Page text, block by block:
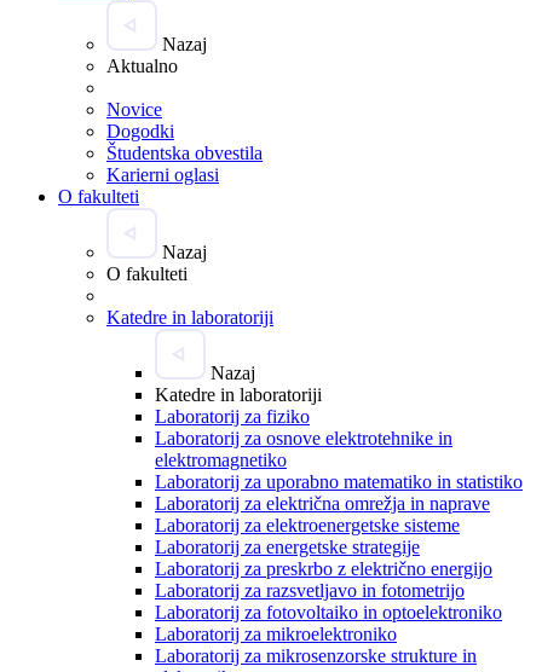
Nazaj
Aktualno
Novice
Dogodki
Študentska obvestila
Karierni oglasi
O fakulteti
Nazaj
O fakulteti
Katedre in laboratoriji
Nazaj
Katedre in laboratoriji
Laboratorij za fiziko
Laboratorij za osnove elektrotehnike in
elektromagnetiko
Laboratorij za uporabno matematiko in statistiko
Laboratorij za električna omrežja in naprave
Laboratorij za elektroenergetske sisteme
Laboratorij za energetske strategije
Laboratorij za preskrbo z električno energijo
Laboratorij za razsvetljavo in fotometrijo
Laboratorij za fotovoltaiko in optoelektroniko
Laboratorij za mikroelektroniko
Laboratorij za mikrosenzorske strukture in